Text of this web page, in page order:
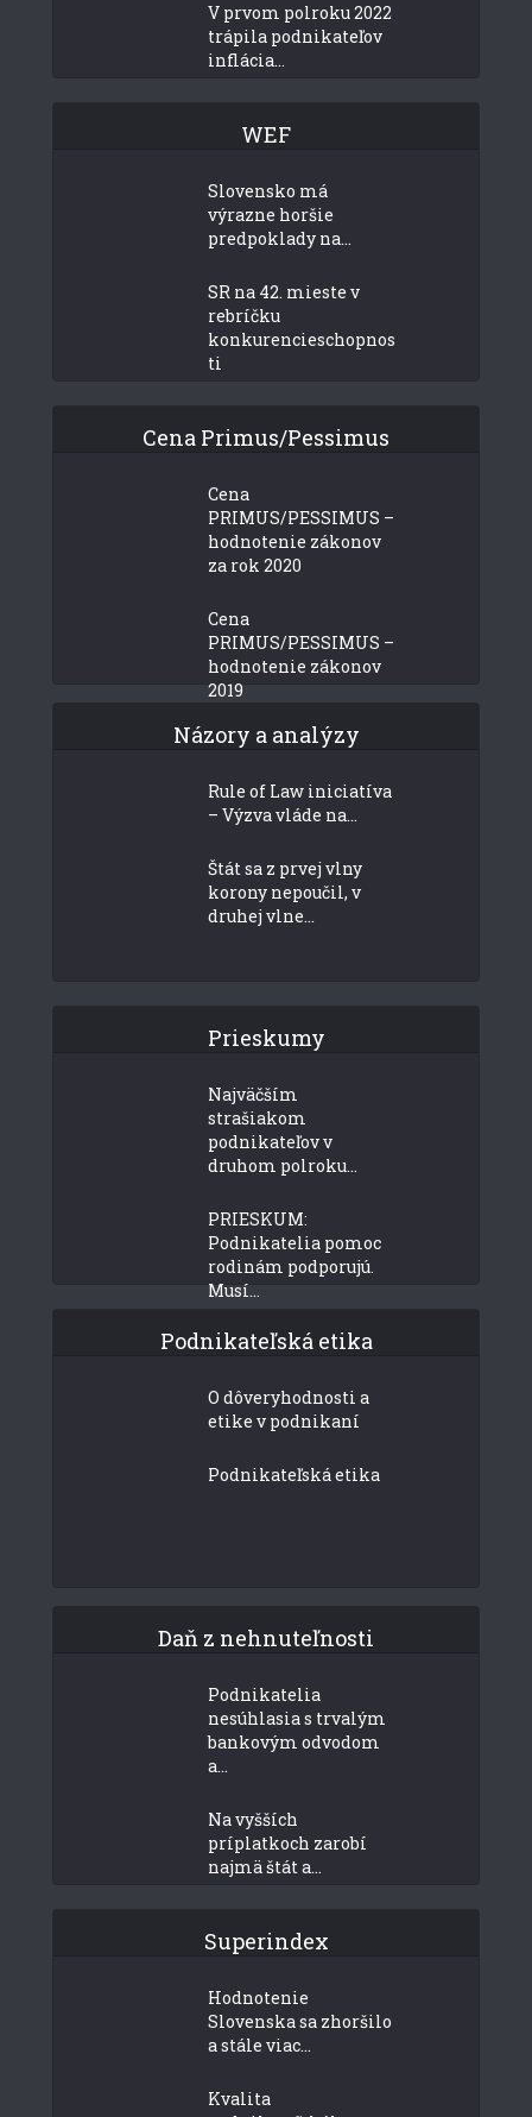
V prvom polroku 2022
trápila podnikateľov
inflácia...
WEF
Slovensko má
výrazne horšie
predpoklady na...
SR na 42. mieste v
rebríčku
konkurencieschopnos
ti
Cena Primus/Pessimus
Cena
PRIMUS/PESSIMUS –
hodnotenie zákonov
za rok 2020
Cena
PRIMUS/PESSIMUS –
hodnotenie zákonov
2019
Názory a analýzy
Rule of Law iniciatíva
– Výzva vláde na...
Štát sa z prvej vlny
korony nepoučil, v
druhej vlne...
Prieskumy
Najväčším
strašiakom
podnikateľov v
druhom polroku...
PRIESKUM:
Podnikatelia pomoc
rodinám podporujú.
Musí...
Podnikateľská etika
O dôveryhodnosti a
etike v podnikaní
Podnikateľská etika
Daň z nehnuteľnosti
Podnikatelia
nesúhlasia s trvalým
bankovým odvodom
a...
Na vyšších
príplatkoch zarobí
najmä štát a...
Superindex
Hodnotenie
Slovenska sa zhoršilo
a stále viac...
Kvalita